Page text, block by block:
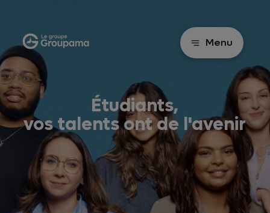
Menu
Étudiants,
vos talents ont de l'avenir